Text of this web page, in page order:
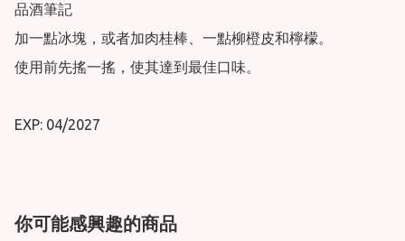
品酒筆記
加一點冰塊，或者加肉桂棒、一點柳橙皮和檸檬。
使用前先搖一搖，使其達到最佳口味。
你可能感興趣的商品